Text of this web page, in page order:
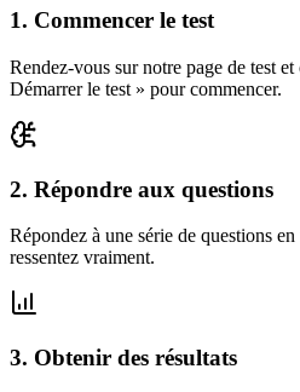
1. Commencer le test
Rendez-vous sur notre page de test
Démarrer le test » pour commencer.
2. Répondre aux questions
Répondez à une série de questions
ressentez vraiment.
3. Obtenir des résultats